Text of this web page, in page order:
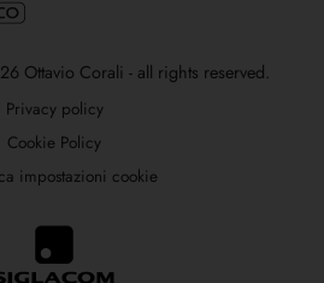
Ottavio Corali - all rights reserved.
Privacy policy
Cookie Policy
impostazioni cookie